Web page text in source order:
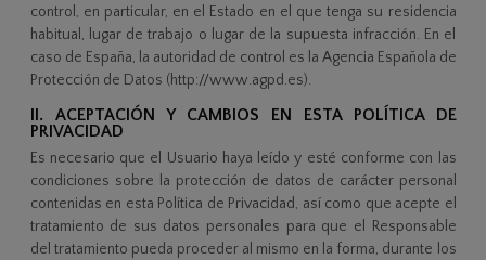
control, en particular, en el Estado en el que tenga su residencia
habitual, lugar de trabajo o lugar de la supuesta infracción. En el
caso de España, la autoridad de control es la Agencia Española de
Protección de Datos (http://www.agpd.es).
II. ACEPTACIÓN Y CAMBIOS EN ESTA POLÍTICA DE
PRIVACIDAD
Es necesario que el Usuario haya leído y esté conforme con las
condiciones sobre la protección de datos de carácter personal
contenidas en esta Política de Privacidad, así como que acepte el
tratamiento de sus datos personales para que el Responsable
del tratamiento pueda proceder al mismo en la forma, durante los